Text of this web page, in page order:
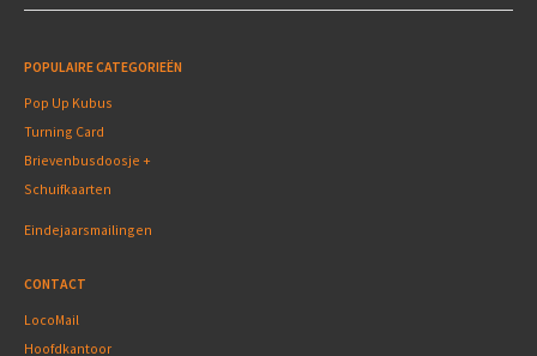
POPULAIRE CATEGORIEËN
Pop Up Kubus
Turning Card
Brievenbusdoosje +
Schuifkaarten
Eindejaarsmailingen
CONTACT
LocoMail
Hoofdkantoor